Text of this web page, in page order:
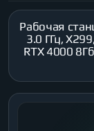
Рабочая
3.0 ГГц,
RTX 4000